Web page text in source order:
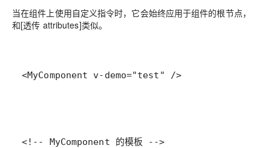
当在组件上使用自定义指令时，它会始终应用于组件的根节点，
和[透传 attributes]类似。
<MyComponent v-demo="test" />